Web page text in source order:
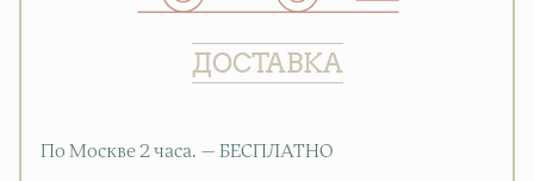
ДОСТАВКА
По Москве 2 часа. — БЕСПЛАТНО